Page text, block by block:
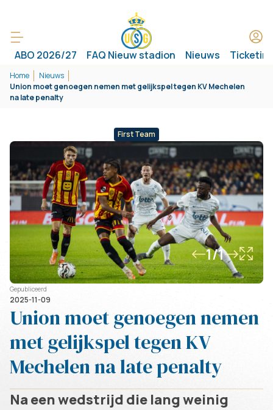
ABO 2026/27 FAQ Nieuw stadion Nieuws
Home
Nieuws
Union moet genoegen nemen met gelijkspel tegen KV Mechelen
na late penalty
First Team
1/1
Gepubliceerd
2025-11-09
Union moet genoegen nemen
met gelijkspel tegen KV
Mechelen na late penalty
Na een wedstrijd die lang weinig